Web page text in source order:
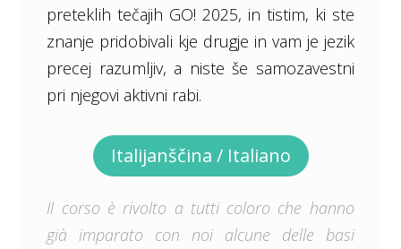
preteklih tečajih GO! 2025, in tistim, ki ste
znanje pridobivali kje drugje in vam je jezik
precej razumljiv, a niste še samozavestni
pri njegovi aktivni rabi.
Italijanščina / Italiano
Il corso è rivolto a tutti coloro che hanno
già imparato con noi alcune delle basi